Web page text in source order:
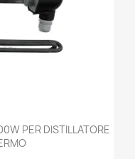
PER DISTILLATORE